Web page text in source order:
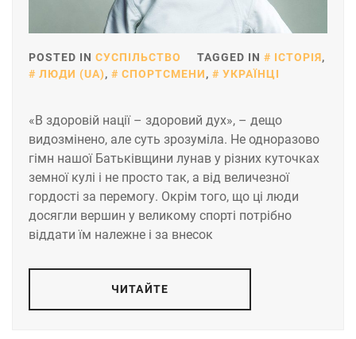
POSTED IN СУСПІЛЬСТВО TAGGED IN ІСТОРІЯ,
ЛЮДИ (UA), СПОРТСМЕНИ, УКРАЇНЦІ
«В здоровій нації – здоровий дух», – дещо
видозмінено, але суть зрозуміла. Не одноразово
гімн нашої Батьківщини лунав у різних куточках
земної кулі і не просто так, а від величезної
гордості за перемогу. Окрім того, що ці люди
досягли вершин у великому спорті потрібно
віддати їм належне і за внесок
ЧИТАЙТЕ